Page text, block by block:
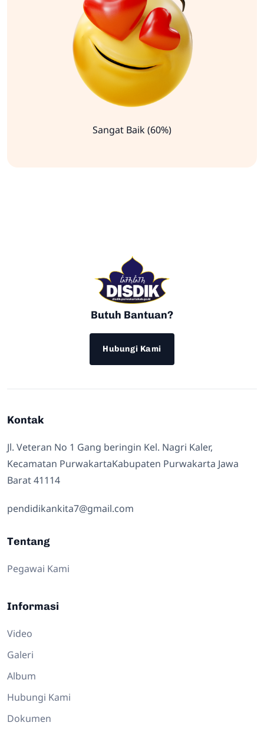
Sangat Baik (60%)
Butuh Bantuan?
Hubungi Kami
Kontak
Jl. Veteran No 1 Gang beringin Kel. Nagri Kaler,
Kecamatan PurwakartaKabupaten Purwakarta Jawa
Barat 41114
pendidikankita7@gmail.com
Tentang
Pegawai Kami
Informasi
Video
Galeri
Album
Hubungi Kami
Dokumen